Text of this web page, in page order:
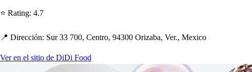
⭐ Rating: 4.7
📍 Dirección: Sur 33 700, Centro, 94300 Orizaba, Ver., Mexico
Ver en el sitio de DiDi Food